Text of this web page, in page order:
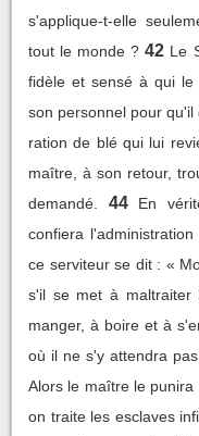
s'applique-t-elle
tout le monde ? 42 Le
fidèle et sensé à qui
son personnel pour
ration de blé qui lui
maître, à son retour,
demandé.
44
En
confiera
ce serviteur se dit : «
s'il se met à maltraiter
manger, à boire et à
où il ne s'y attendra
Alors le maître le
on traite les esclaves